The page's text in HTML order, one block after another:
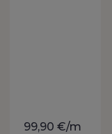
99,90 €/m